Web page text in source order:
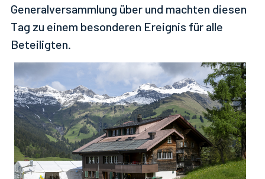
Generalversammlung über und machten diesen
Tag zu einem besonderen Ereignis für alle
Beteiligten.